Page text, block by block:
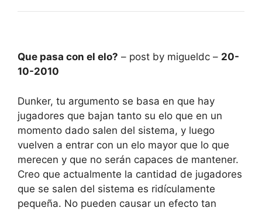
Que pasa con el elo? – post by migueldc – 20-
10-2010
Dunker, tu argumento se basa en que hay
jugadores que bajan tanto su elo que en un
momento dado salen del sistema, y luego
vuelven a entrar con un elo mayor que lo que
merecen y que no serán capaces de mantener.
Creo que actualmente la cantidad de jugadores
que se salen del sistema es ridículamente
pequeña. No pueden causar un efecto tan